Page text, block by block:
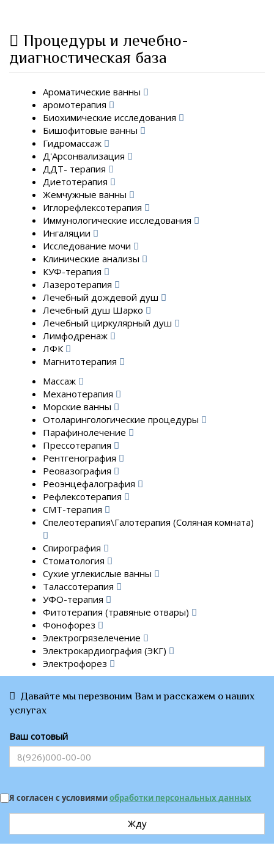
Процедуры и лечебно-
диагностическая база
Ароматические ванны
аромотерапия
Биохимические исследования
Бишофитовые ванны
Гидромассаж
Д'Арсонвализация
ДДТ- терапия
Диетотерапия
Жемчужные ванны
Иглорефлексотерапия
Иммунологические исследования
Ингаляции
Исследование мочи
Клинические анализы
КУФ-терапия
Лазеротерапия
Лечебный дождевой душ
Лечебный душ Шарко
Лечебный циркулярный душ
Лимфодренаж
ЛФК
Магнитотерапия
Массаж
Механотерапия
Морские ванны
Отоларингологические процедуры
Парафинолечение
Прессотерапия
Рентгенография
Реовазография
Реоэнцефалография
Рефлексотерапия
СМТ-терапия
Спелеотерапия\Галотерапия (Соляная комната)
Спирография
Стоматология
Сухие углекислые ванны
Талассотерапия
УФО-терапия
Фитотерапия (травяные отвары)
Фонофорез
Электрогрязелечение
Электрокардиография (ЭКГ)
Электрофорез
Давайте мы перезвоним Вам и расскажем о наших
услугах
Ваш сотовый
Я согласен с условиямиобработки персональных данных
Жду